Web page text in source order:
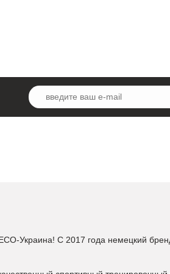
Украина! С 2017 года немецкий